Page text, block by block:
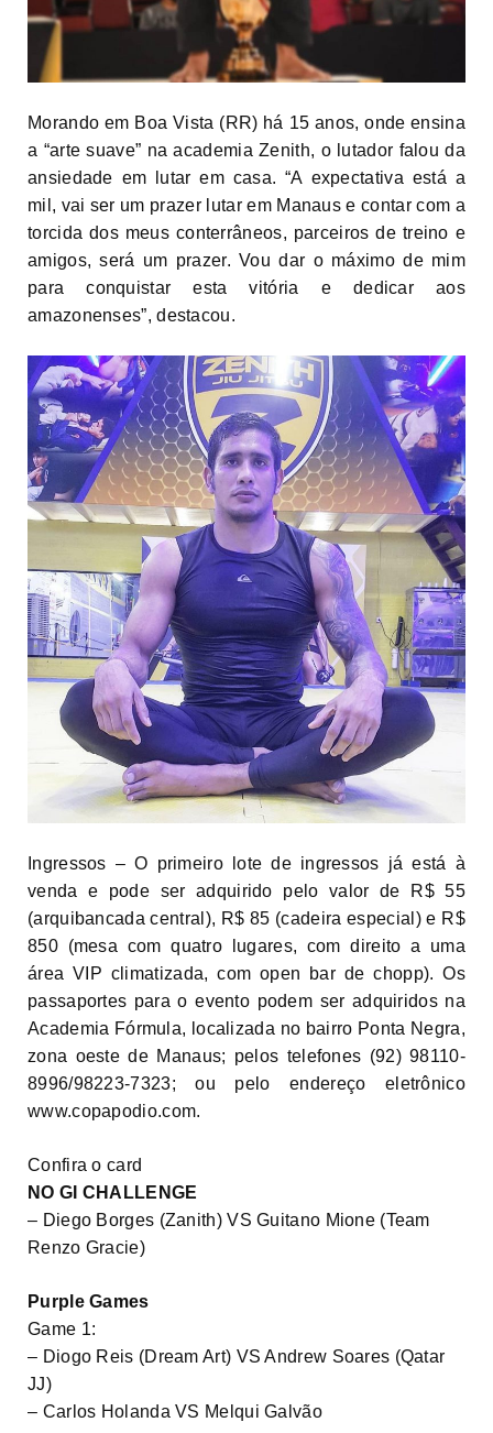
Morando em Boa Vista (RR) há 15 anos, onde ensina
a “arte suave” na academia Zenith, o lutador falou da
ansiedade em lutar em casa. “A expectativa está a
mil, vai ser um prazer lutar em Manaus e contar com a
torcida dos meus conterrâneos, parceiros de treino e
amigos, será um prazer. Vou dar o máximo de mim
para conquistar esta vitória e dedicar aos
amazonenses”, destacou.
Ingressos – O primeiro lote de ingressos já está à
venda e pode ser adquirido pelo valor de R$ 55
(arquibancada central), R$ 85 (cadeira especial) e R$
850 (mesa com quatro lugares, com direito a uma
área VIP climatizada, com open bar de chopp). Os
passaportes para o evento podem ser adquiridos na
Academia Fórmula, localizada no bairro Ponta Negra,
zona oeste de Manaus; pelos telefones (92) 98110-
8996/98223-7323; ou pelo endereço eletrônico
www.copapodio.com.
Confira o card
NO GI CHALLENGE
– Diego Borges (Zanith) VS Guitano Mione (Team
Renzo Gracie)
Purple Games
Game 1:
– Diogo Reis (Dream Art) VS Andrew Soares (Qatar
JJ)
– Carlos Holanda VS Melqui Galvão